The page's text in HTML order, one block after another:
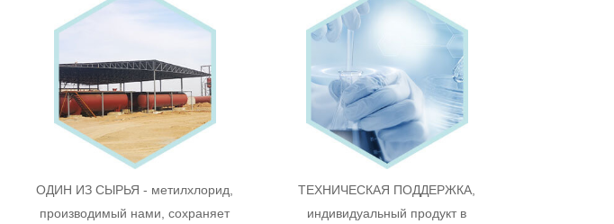
ОДИН ИЗ СЫРЬЯ - метилхлорид,
производимый нами, сохраняет
ТЕХНИЧЕСКАЯ ПОДДЕРЖКА,
индивидуальный продукт в